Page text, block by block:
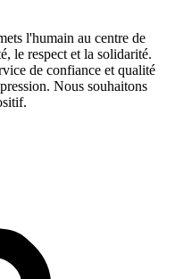
l'humain au centre de
le respect et la solidarité.
de confiance et qualité
Nous souhaitons